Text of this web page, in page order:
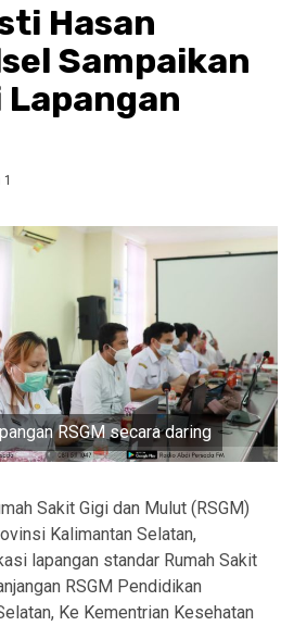
Hasan
Sampaikan
RSGM secara daring
Sakit Gigi dan Mulut (RSGM)
Kalimantan Selatan,
lapangan standar Rumah Sakit
RSGM Pendidikan
Ke Kementrian Kesehatan